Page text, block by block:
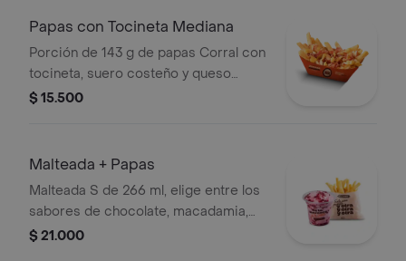
Papas con Tocineta Mediana
Porción de 143 g de papas Corral con
tocineta, suero costeño y queso
cheddar.
$ 15.500
Malteada + Papas
Malteada S de 266 ml, elige entre los
sabores de chocolate, macadamia,
frutos del bosque, vainilla o Café +
$ 21.000